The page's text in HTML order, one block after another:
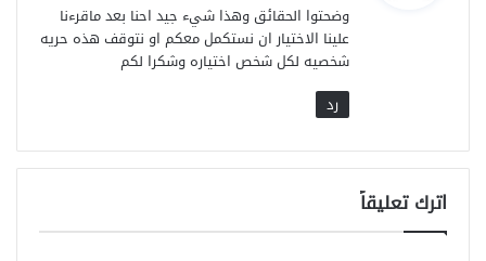
ل
وضحتوا الحقائق وهذا شيء جيد احنا بعد ماقرءنا
علينا الاختيار ان نستكمل معكم او نتوقف هذه حريه
شخصيه لكل شخص اختياره وشكرا لكم
رد
اترك تعليقاً